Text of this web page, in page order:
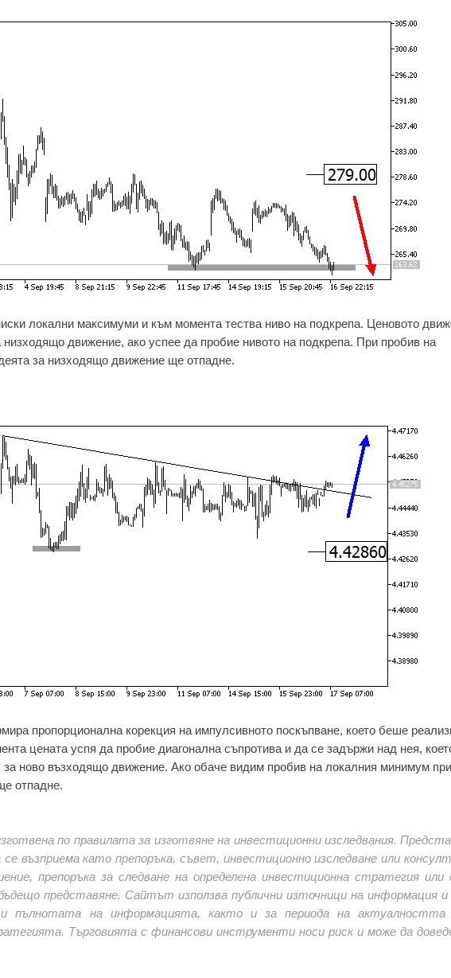
локални максимуми и към момента тества ниво на подкрепа. Ценовото
движение, ако успее да пробие нивото на подкрепа. При пробив на
за низходящо движение ще отпадне.
пропорционална корекция на импулсивното поскъпване, което беше
цената успя да пробие диагонална съпротива и да се задържи над нея,
за ново възходящо движение. Ако обаче видим пробив на локалния минимум
отпадне.
по правилата за изготвяне на инвестиционни изследвания.
възприема като препоръка, съвет, инвестиционно изследване или
препоръка за следване на определена инвестиционна стратегия или
представяне. Сайтът използва публични източници на информация и
пълнотата на информацията, както и за периода на актуалността
Търговията с финансови инструменти носи риск и може да